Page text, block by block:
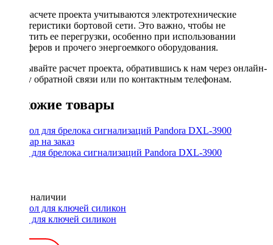
При расчете проекта учитываются электротехнические
характеристики бортовой сети. Это важно, чтобы не
допустить ее перегрузки, особенно при использовании
сабвуферов и прочего энергоемкого оборудования.
Заказывайте расчет проекта, обратившись к нам через онлайн-
форму обратной связи или по контактным телефонам.
Похожие товары
Чехол для брелока сигнализаций Pandora DXL-3900
Нет в наличии
Чехол для ключей силикон